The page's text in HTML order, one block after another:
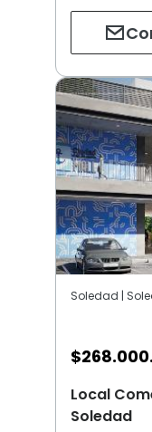
Soledad |
$
Local
Soledad